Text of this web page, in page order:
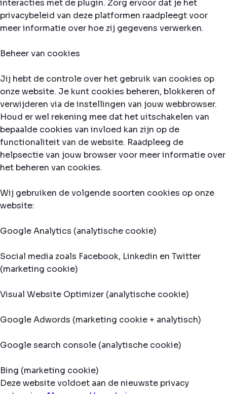
interacties met de plugin. Zorg ervoor dat je het
privacybeleid van deze platformen raadpleegt voor
meer informatie over hoe zij gegevens verwerken.
Beheer van cookies
Jij hebt de controle over het gebruik van cookies op
onze website. Je kunt cookies beheren, blokkeren of
verwijderen via de instellingen van jouw webbrowser.
Houd er wel rekening mee dat het uitschakelen van
bepaalde cookies van invloed kan zijn op de
functionaliteit van de website. Raadpleeg de
helpsectie van jouw browser voor meer informatie over
het beheren van cookies.
Wij gebruiken de volgende soorten cookies op onze
website:
Google Analytics (analytische cookie)
Social media zoals Facebook, Linkedin en Twitter
(marketing cookie)
Visual Website Optimizer (analytische cookie)
Google Adwords (marketing cookie + analytisch)
Google search console (analytische cookie)
Bing (marketing cookie)
Deze website voldoet aan de nieuwste privacy